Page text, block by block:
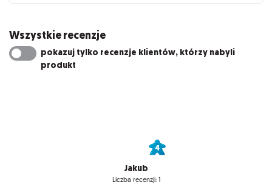
Wszystkie recenzje
pokazuj tylko recenzje klientów, którzy nabyli
produkt
Jakub
Liczba recenzji: 1